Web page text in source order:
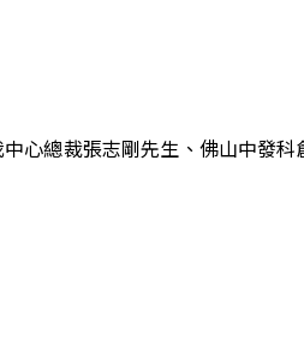
心總裁張志剛先生、佛山中發